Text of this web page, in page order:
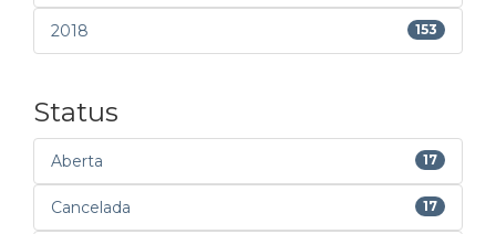
2018 153
Status
Aberta 17
Cancelada 17